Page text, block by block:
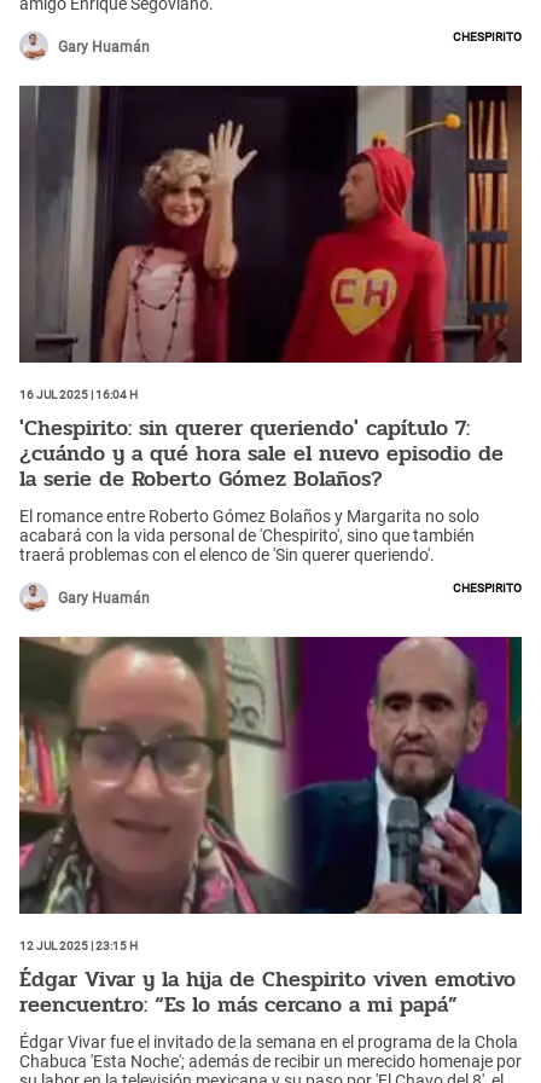
Gary Huamán
Chespirito
16 Jul 2025 | 16:04 h
'Chespirito: sin querer queriendo' capítulo 7:
¿cuándo y a qué hora sale el nuevo episodio de
la serie de Roberto Gómez Bolaños?
El romance entre Roberto Gómez Bolaños y Margarita no solo
acabará con la vida personal de 'Chespirito', sino que también
traerá problemas con el elenco de 'Sin querer queriendo'.
Gary Huamán
Chespirito
12 Jul 2025 | 23:15 h
Édgar Vivar y la hija de Chespirito viven emotivo
reencuentro: “Es lo más cercano a mi papá”
Édgar Vivar fue el invitado de la semana en el programa de la Chola
Chabuca 'Esta Noche'; además de recibir un merecido homenaje por